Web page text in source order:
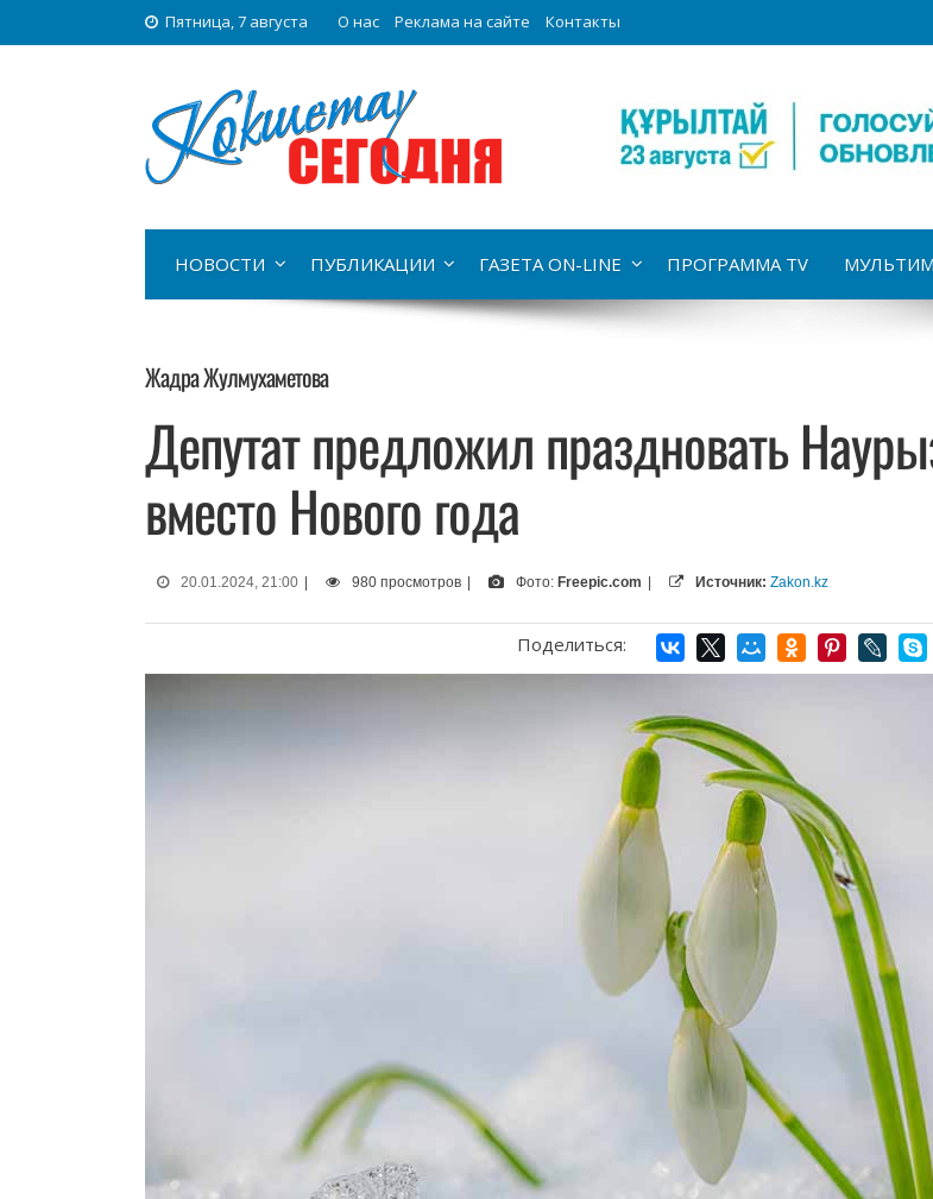
Пятница, 7 августа О нас Реклама на сайте Контакты
НОВОСТИ ПУБЛИКАЦИИ ГАЗЕТА ON-LINE ПРОГРАММА TV
Жадра Жулмухаметова
Депутат предложил праздновать
вместо Нового года
20.01.2024, 21:00 | 980 просмотров | Фото: Freepic.com | Источник: Zakon.kz
Поделиться: